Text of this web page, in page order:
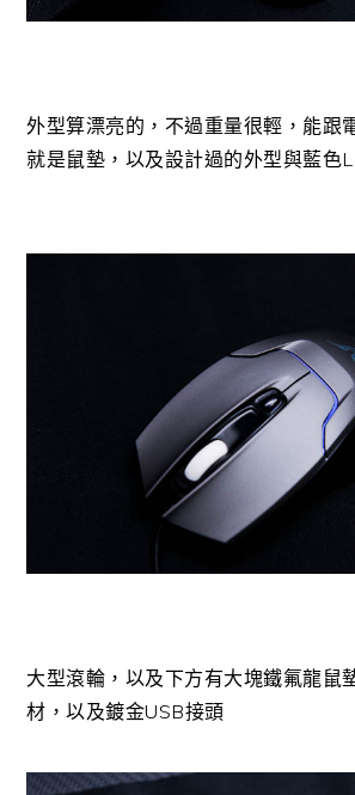
外型算漂亮的，不過重量很輕，能跟
就是鼠墊，以及設計過的外型與藍色
大型滾輪，以及下方有大塊鐵氟龍鼠
材，以及鍍金USB接頭